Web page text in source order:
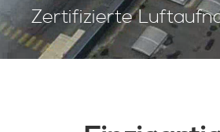
Zertifizierte